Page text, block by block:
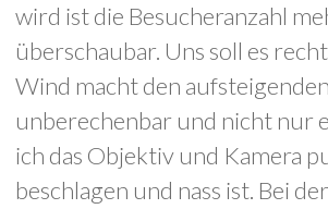
wird ist die Besucheranzahl
überschaubar. Uns soll es
Wind macht den
unberechenbar und nicht nur
ich das Objektiv und Kamera
beschlagen und nass ist. Bei der